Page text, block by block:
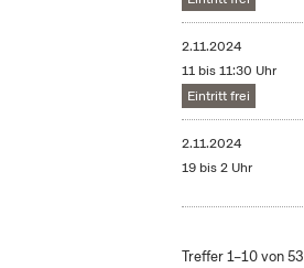
2.11.2024
11 bis 11:30 Uhr
Eintritt frei
2.11.2024
19 bis 2 Uhr
Treffer 1–10 von 53